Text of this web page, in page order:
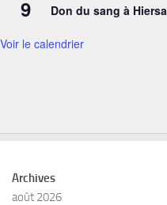
9 Don du sang à
Voir le calendrier
Archives
août 2026